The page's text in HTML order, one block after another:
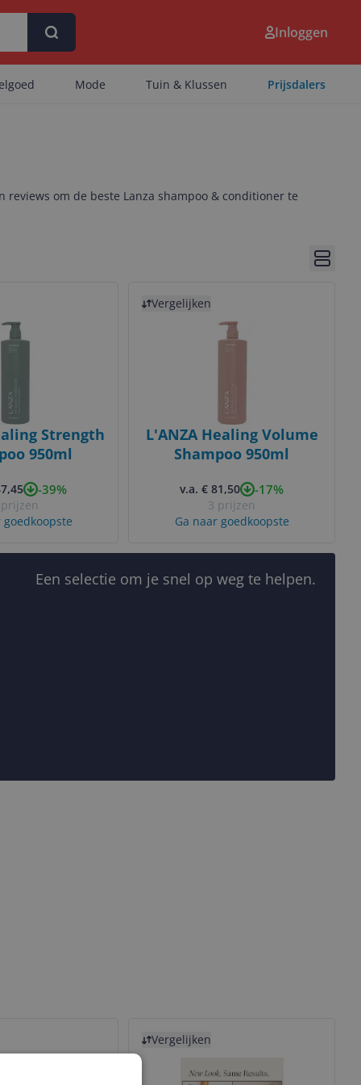
Inloggen
Mode Tuin & Klussen Prijsdalers
om de beste Lanza shampoo & conditioner te
Strength
950ml
-39%
goedkoopste
Vergelijken
L'ANZA Healing Volume
Shampoo 950ml
v.a. € 81,50 -17%
3 prijzen
Ga naar goedkoopste
Een selectie om je snel op weg te helpen.
Vergelijken